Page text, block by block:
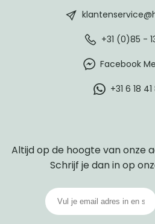
+31 (0)85 -
Facebook
+31 6 18
Altijd op de hoogte van onze
Schrijf je dan in op